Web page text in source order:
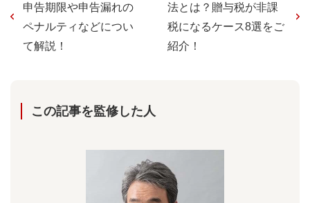
申告期限や申告漏れの
ペナルティなどについ
て解説！
法とは？贈与税が非課
税になるケース8選をご
紹介！
この記事を監修した⼈